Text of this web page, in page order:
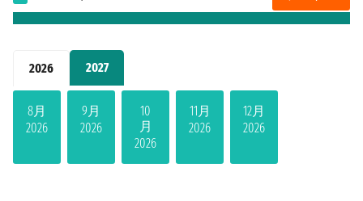
2026 2027
8月
2026
9月
2026
10
月
2026
11月
2026
12月
2026